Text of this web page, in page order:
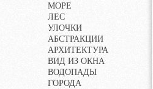
МОРЕ
ЛЕС
УЛОЧКИ
АБСТРАКЦИИ
АРХИТЕКТУРА
ВИД ИЗ ОКНА
ВОДОПАДЫ
ГОРОДА